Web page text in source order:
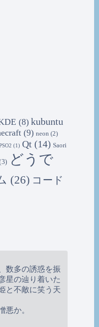
(8) kubuntu
(9) neon (2)
(1) Qt (14) Saori
どうで
(26) コード
数多の誘惑を振
星の辿り着いた
と不敵に笑う天
悪か。